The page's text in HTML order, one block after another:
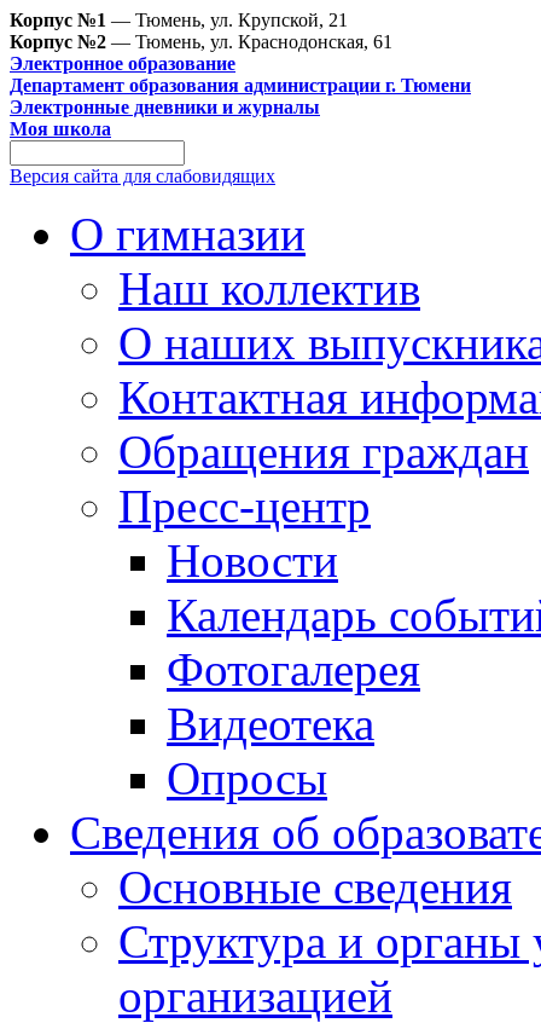
Корпус №1 — Тюмень, ул. Крупской, 21
Корпус №2 — Тюмень, ул. Краснодонская, 61
Электронное образование
Департамент образования администрации г. Тюмени
Электронные дневники и журналы
Моя школа
Версия сайта для слабовидящих
О гимназии
Наш коллектив
О наших
Контактная
Обращения граждан
Пресс-центр
Новости
Календарь
Фотогалерея
Видеотека
Опросы
Сведения об
Основные сведения
Структура и органы
организацией